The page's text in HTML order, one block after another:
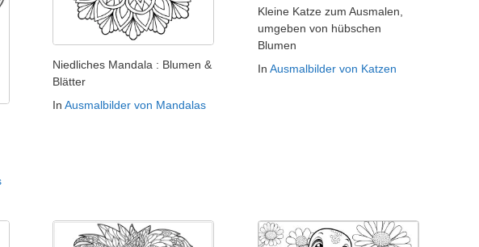
Niedliches Mandala : Blumen &
Blätter
InAusmalbilder von Mandalas
Kleine Katze zum Ausmalen,
umgeben von hübschen
Blumen
InAusmalbilder von Katzen